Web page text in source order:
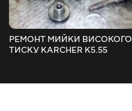
РЕМОНТ МИЙКИ ВИСОКОГО
ТИСКУ KARCHER K5.55